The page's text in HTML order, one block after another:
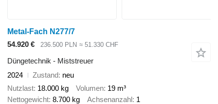
Metal-Fach N277/7
54.920 €
236.500 PLN ≈ 51.330 CHF
Düngetechnik - Miststreuer
2024
Zustand neu
Nutzlast 18.000 kg Volumen 19 m³
Nettogewicht 8.700 kg Achsenanzahl 1